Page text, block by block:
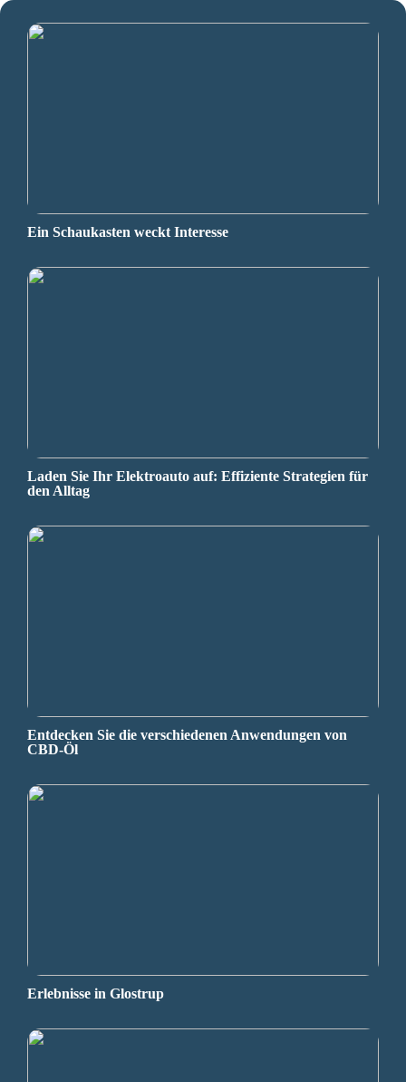
Ein Schaukasten weckt Interesse
Laden Sie Ihr Elektroauto auf: Effiziente Strategien für
den Alltag
Entdecken Sie die verschiedenen Anwendungen von
CBD-Öl
Erlebnisse in Glostrup